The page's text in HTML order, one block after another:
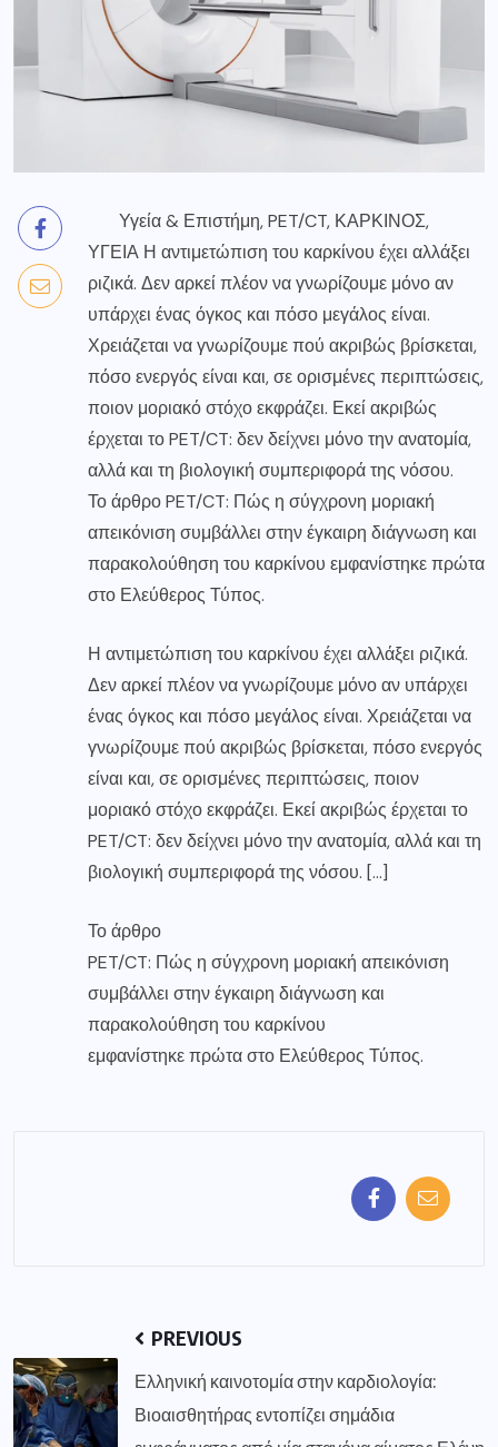
Υγεία & Επιστήμη, PET/CT, ΚΑΡΚΙΝΟΣ,
ΥΓΕΙΑ Η αντιμετώπιση του καρκίνου έχει αλλάξει
ριζικά. Δεν αρκεί πλέον να γνωρίζουμε μόνο αν
υπάρχει ένας όγκος και πόσο μεγάλος είναι.
Χρειάζεται να γνωρίζουμε πού ακριβώς βρίσκεται,
πόσο ενεργός είναι και, σε ορισμένες περιπτώσεις,
ποιον μοριακό στόχο εκφράζει. Εκεί ακριβώς
έρχεται το PET/CT: δεν δείχνει μόνο την ανατομία,
αλλά και τη βιολογική συμπεριφορά της νόσου.
Το άρθρο PET/CT: Πώς η σύγχρονη μοριακή
απεικόνιση συμβάλλει στην έγκαιρη διάγνωση και
παρακολούθηση του καρκίνου εμφανίστηκε πρώτα
στο Ελεύθερος Τύπος.
Η αντιμετώπιση του καρκίνου έχει αλλάξει ριζικά.
Δεν αρκεί πλέον να γνωρίζουμε μόνο αν υπάρχει
ένας όγκος και πόσο μεγάλος είναι. Χρειάζεται να
γνωρίζουμε πού ακριβώς βρίσκεται, πόσο ενεργός
είναι και, σε ορισμένες περιπτώσεις, ποιον
μοριακό στόχο εκφράζει. Εκεί ακριβώς έρχεται το
PET/CT: δεν δείχνει μόνο την ανατομία, αλλά και τη
βιολογική συμπεριφορά της νόσου. […]
Το άρθρο
PET/CT: Πώς η σύγχρονη μοριακή απεικόνιση
συμβάλλει στην έγκαιρη διάγνωση και
παρακολούθηση του καρκίνου
εμφανίστηκε πρώτα στο Ελεύθερος Τύπος.
PREVIOUS
Ελληνική καινοτομία στην καρδιολογία:
Βιοαισθητήρας εντοπίζει σημάδια